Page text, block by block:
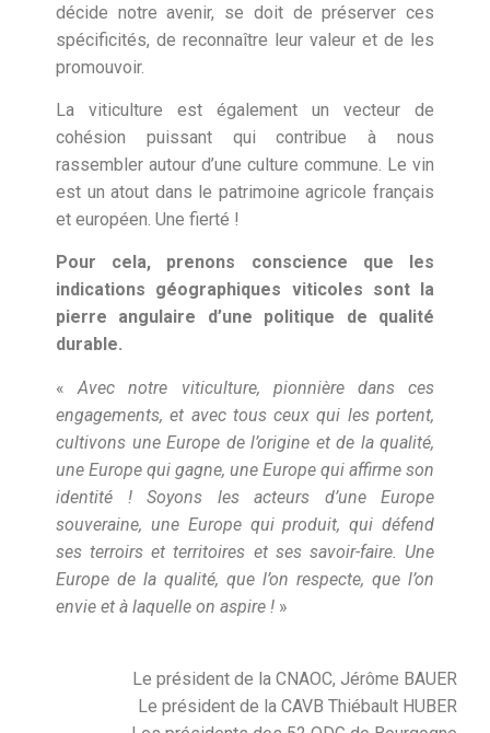
décide notre avenir, se doit de préserver ces
spécificités, de reconnaître leur valeur et de les
promouvoir.
La viticulture est également un vecteur de
cohésion puissant qui contribue à nous
rassembler autour d’une culture commune. Le vin
est un atout dans le patrimoine agricole français
et européen. Une fierté !
Pour cela, prenons conscience que les
indications géographiques viticoles sont la
pierre angulaire d’une politique de qualité
durable.
«Avec notre viticulture, pionnière dans ces
engagements, et avec tous ceux qui les portent,
cultivons une Europe de l’origine et de la qualité,
une Europe qui gagne, une Europe qui affirme son
identité ! Soyons les acteurs d’une Europe
souveraine, une Europe qui produit, qui défend
ses terroirs et territoires et ses savoir-faire. Une
Europe de la qualité, que l’on respecte, que l’on
envie et à laquelle on aspire ! »
Le président de la CNAOC, Jérôme BAUER
Le président de la CAVB Thiébault HUBER